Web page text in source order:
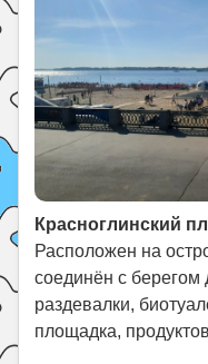
Красноглинский
Расположен на
соединён с
раздевалки,
площадка,